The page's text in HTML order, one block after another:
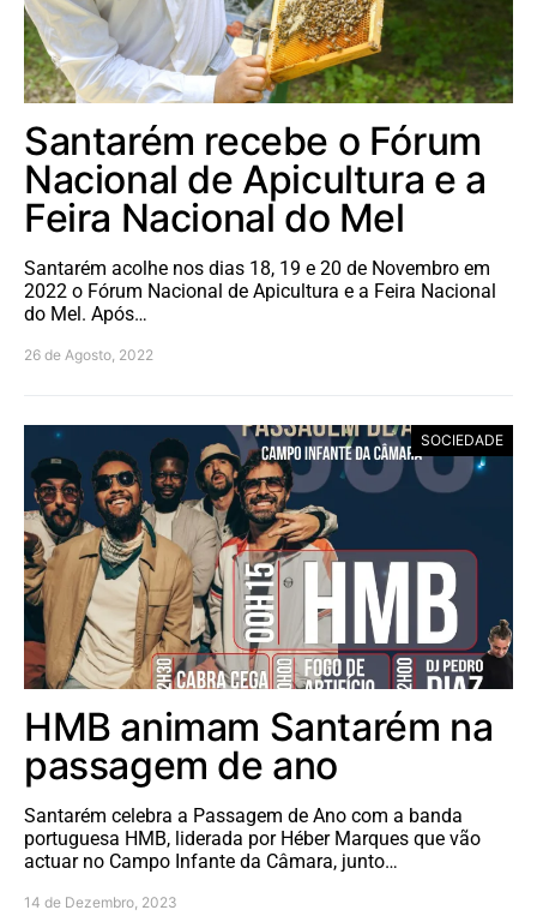
Santarém recebe o Fórum
Nacional de Apicultura e a
Feira Nacional do Mel
Santarém acolhe nos dias 18, 19 e 20 de Novembro em
2022 o Fórum Nacional de Apicultura e a Feira Nacional
do Mel. Após…
26 de Agosto, 2022
SOCIEDADE
HMB animam Santarém na
passagem de ano
Santarém celebra a Passagem de Ano com a banda
portuguesa HMB, liderada por Héber Marques que vão
actuar no Campo Infante da Câmara, junto…
14 de Dezembro, 2023